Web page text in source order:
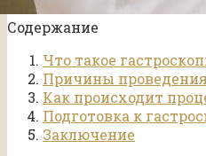
Содержание
Что такое
Причины
Как происходит
Подготовка к
Заключение